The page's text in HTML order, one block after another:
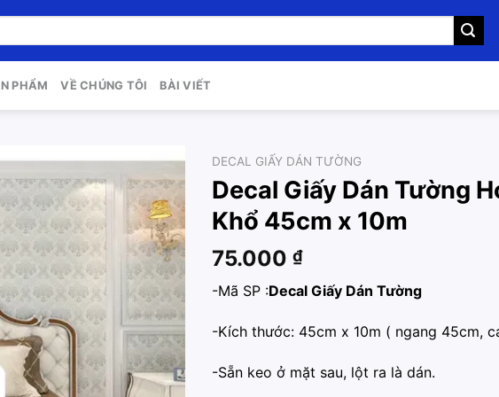
PHẨM VỀ CHÚNG TÔI BÀI VIẾT
Add to
wishlist
DECAL GIẤY DÁN TƯỜNG
Decal Giấy Dán Tường
Khổ 45cm x 10m
75.000 ₫
-Mã SP :Decal Giấy Dán Tường
-Kích thước: 45cm x 10m ( ngang 45cm,
-Sẵn keo ở mặt sau, lột ra là dán.